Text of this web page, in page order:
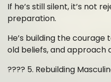
If he’s still silent, it’s not
preparation.
He’s building the
old beliefs, and approach
????️ 5. Rebuilding